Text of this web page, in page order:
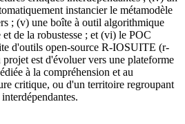
instancier le métamodèle
; (v) une boîte à outil algorithmique
de la robustesse ; et (vi) le POC
d'outils open-source R-IOSUITE (r-
est d'évoluer vers une plateforme
à la compréhension et au
critique, ou d'un territoire regroupant